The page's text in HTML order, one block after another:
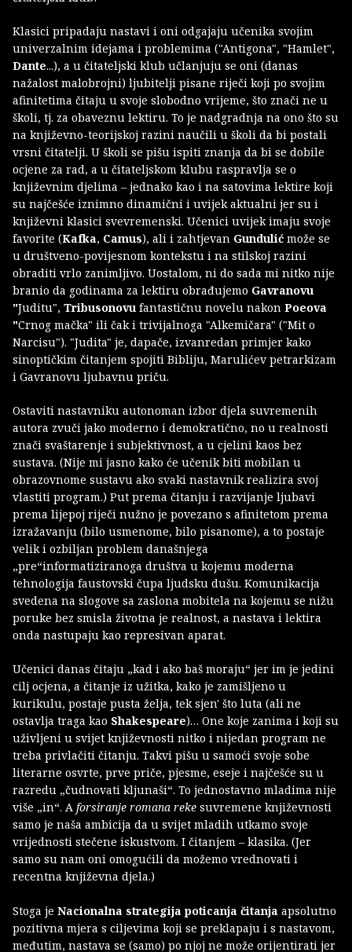
Klasici pripadaju nastavi i oni odgajaju učenika svojim
univerzalnim idejama i problemima ("Antigona", "Hamlet",
Dante...), a u čitateljski klub učlanjuju se oni (danas
nažalost malobrojni) ljubitelji pisane riječi koji po svojim
afinitetima čitaju u svoje slobodno vrijeme, što znači ne u
školi, tj. za obaveznu lektiru. To je nadgradnja na ono što su
na književno-teorijskoj razini naučili u školi da bi postali
vrsni čitatelji. U školi se pišu ispiti znanja da bi se dobile
ocjene za rad, a u čitateljskom klubu raspravlja se o
književnim djelima – jednako kao i na satovima lektire koji
su najčešće iznimno dinamični i uvijek aktualni jer su i
književni klasici svevremenski. Učenici uvijek imaju svoje
favorite (Kafka, Camus), ali i zahtjevan Gundulić može se
u društveno-povijesnom kontekstu i na stilskoj razini
obraditi vrlo zanimljivo. Uostalom, ni do sada mi nitko nije
branio da godinama za lektiru obrađujemo Gavranovu
"Juditu", Tribusonovu fantastičnu novelu nakon Poeova
"Crnog mačka" ili čak i trivijalnoga "Alkemičara" ("Mit o
Narcisu"). "Judita" je, dapače, izvanredan primjer kako
sinoptičkim čitanjem spojiti Bibliju, Marulićev petrarkizam
i Gavranovu ljubavnu priču.
Ostaviti nastavniku autonoman izbor djela suvremenih
autora zvuči jako moderno i demokratično, no u realnosti
znači svaštarenje i subjektivnost, a u cjelini kaos bez
sustava. (Nije mi jasno kako će učenik biti mobilan u
obrazovnome sustavu ako svaki nastavnik realizira svoj
vlastiti program.) Put prema čitanju i razvijanje ljubavi
prema lijepoj riječi nužno je povezano s afinitetom prema
izražavanju (bilo usmenome, bilo pisanome), a to postaje
velik i ozbiljan problem današnjega
„pre“informatiziranoga društva u kojemu moderna
tehnologija faustovski čupa ljudsku dušu. Komunikacija
svedena na slogove sa zaslona mobitela na kojemu se nižu
poruke bez smisla životna je realnost, a nastava i lektira
onda nastupaju kao represivan aparat.
Učenici danas čitaju „kad i ako baš moraju“ jer im je jedini
cilj ocjena, a čitanje iz užitka, kako je zamišljeno u
kurikulu, postaje pusta želja, tek sjen' što luta (ali ne
ostavlja traga kao Shakespeare)… One koje zanima i koji su
uživljeni u svijet književnosti nitko i nijedan program ne
treba privlačiti čitanju. Takvi pišu u samoći svoje sobe
literarne osvrte, prve priče, pjesme, eseje i najčešće su u
razredu „čudnovati kljunaši“. To jednostavno mladima nije
više „in“. A forsiranje romana reke suvremene književnosti
samo je naša ambicija da u svijet mladih utkamo svoje
vrijednosti stečene iskustvom. I čitanjem – klasika. (Jer
samo su nam oni omogućili da možemo vrednovati i
recentna književna djela.)
Stoga je Nacionalna strategija poticanja čitanja apsolutno
pozitivna mjera s ciljevima koji se preklapaju i s nastavom,
međutim, nastava se (samo) po njoj ne može orijentirati jer